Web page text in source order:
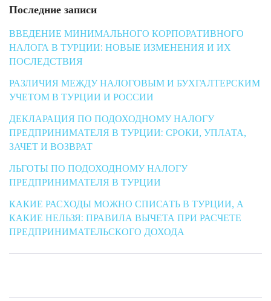
Последние записи
ВВЕДЕНИЕ МИНИМАЛЬНОГО КОРПОРАТИВНОГО
НАЛОГА В ТУРЦИИ: НОВЫЕ ИЗМЕНЕНИЯ И ИХ
ПОСЛЕДСТВИЯ
РАЗЛИЧИЯ МЕЖДУ НАЛОГОВЫМ И БУХГАЛТЕРСКИМ
УЧЕТОМ В ТУРЦИИ И РОССИИ
ДЕКЛАРАЦИЯ ПО ПОДОХОДНОМУ НАЛОГУ
ПРЕДПРИНИМАТЕЛЯ В ТУРЦИИ: СРОКИ, УПЛАТА,
ЗАЧЕТ И ВОЗВРАТ
ЛЬГОТЫ ПО ПОДОХОДНОМУ НАЛОГУ
ПРЕДПРИНИМАТЕЛЯ В ТУРЦИИ
КАКИЕ РАСХОДЫ МОЖНО СПИСАТЬ В ТУРЦИИ, А
КАКИЕ НЕЛЬЗЯ: ПРАВИЛА ВЫЧЕТА ПРИ РАСЧЕТЕ
ПРЕДПРИНИМАТЕЛЬСКОГО ДОХОДА